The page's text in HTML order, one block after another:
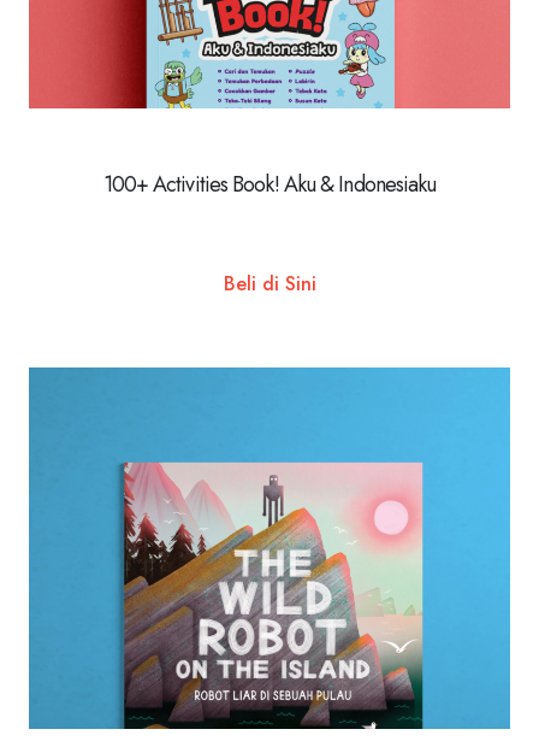
100+ Activities Book! Aku & Indonesiaku
Beli di Sini